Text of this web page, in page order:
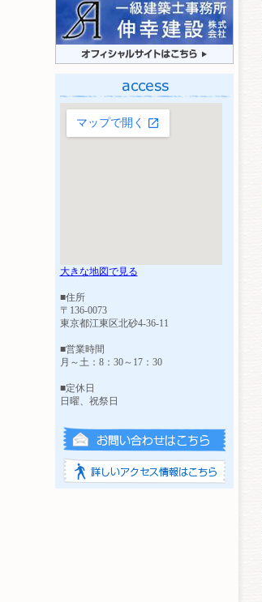
大きな地図で見る
■住所
〒136-0073
東京都江東区北砂4-36-11
■営業時間
月～土：8：30～17：30
■定休日
日曜、祝祭日